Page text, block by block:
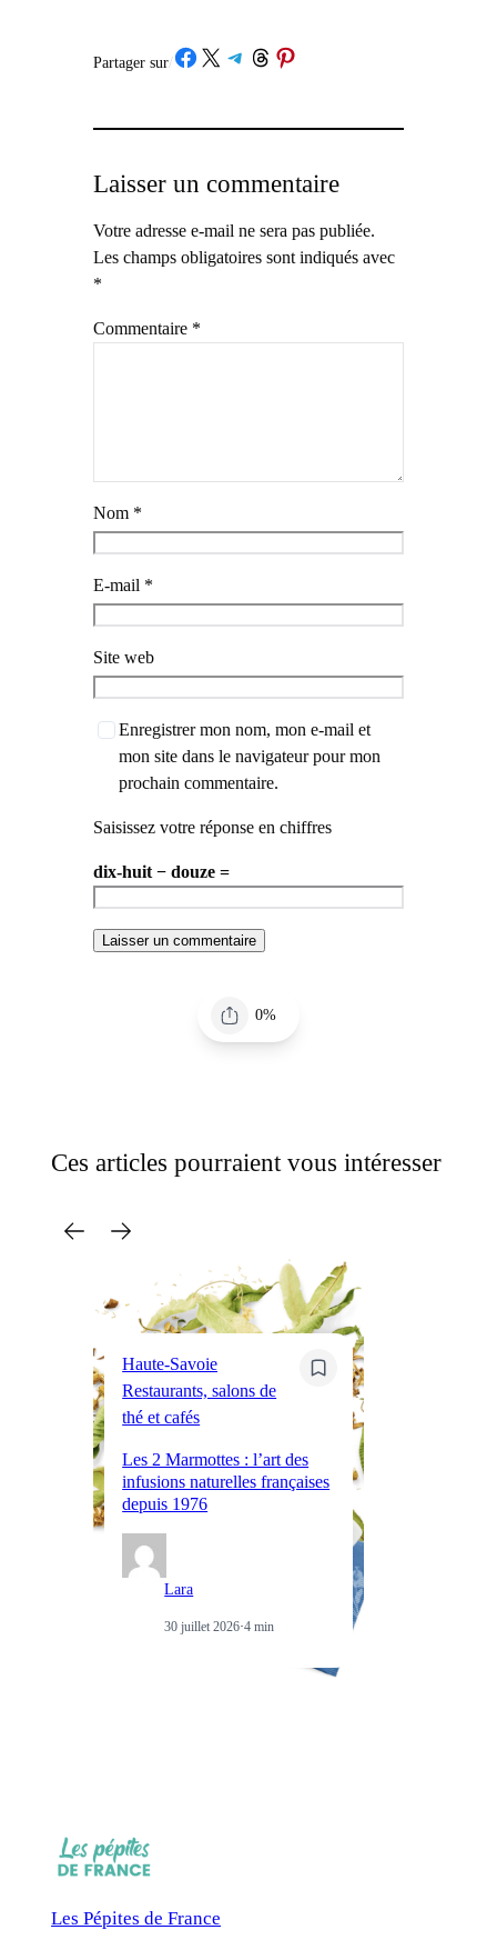
Partager sur/Partager sur Facebook
Partager sur X Partager sur Telegram
Partager sur ThreadsPartager sur Pinterest
Laisser un commentaire
Votre adresse e-mail ne sera pas publiée.
Les champs obligatoires sont indiqués avec
*
Commentaire *
Nom *
E-mail *
Site web
Enregistrer mon nom, mon e-mail et
mon site dans le navigateur pour mon
prochain commentaire.
Saisissez votre réponse en chiffres
dix-huit − douze =
0%
Ces articles pourraient vous intéresser
Haute-Savoie
Restaurants, salons de
thé et cafés
Les 2 Marmottes : l’art des
infusions naturelles françaises
depuis 1976
Lara
30 juillet 2026·4 min
Les Pépites de France